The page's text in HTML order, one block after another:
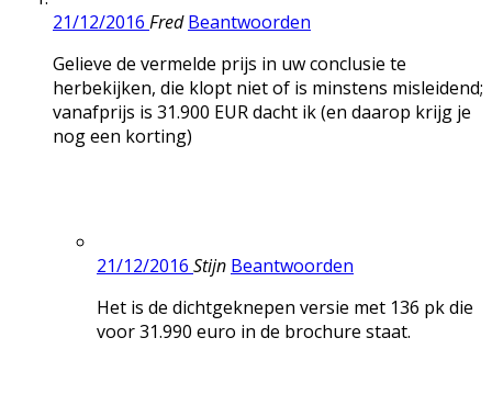
21/12/2016 Fred Beantwoorden
Gelieve de vermelde prijs in uw conclusie te
herbekijken, die klopt niet of is minstens misleidend;
vanafprijs is 31.900 EUR dacht ik (en daarop krijg je
nog een korting)
21/12/2016 Stijn Beantwoorden
Het is de dichtgeknepen versie met 136 pk die
voor 31.990 euro in de brochure staat.